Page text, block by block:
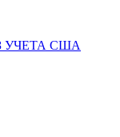
УЧЕТА США